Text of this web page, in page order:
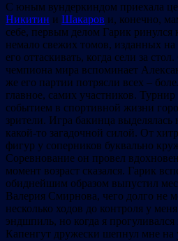
С юным вундеркиндом приехала
Никитин и Шакаров и, конечно,
себе, первым делом Гарик ринулся
немало свежих томов, изданных
его оттаскивать, когда сели за
чемпиона мира вспоминает
же его партии потрясли всех –
главное, самих участников. Турнир
событием в спортивной жизни
зрители. Игра бакинца
какой-то загадочной силой. От
фигур у соперников буквально
Соревнование он провел
момент возраст сказался. Гарик
обиднейшим образом выпустил
Валерия Смирнова, чего долго не
несколько ходов до контроля у
эндшпиль, но когда я
Капенгут дружески шепнул мне на